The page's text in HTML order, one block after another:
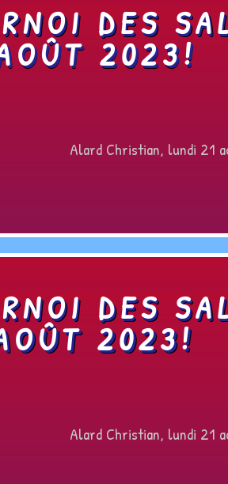
DES
2023!
Alard Christian, lundi 21
DES
2023!
Alard Christian, lundi 21